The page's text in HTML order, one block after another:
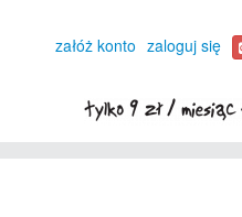
załóż konto zaloguj się